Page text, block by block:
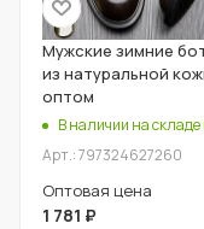
Мужские зимние
из натуральной
оптом
В наличии на складе
Арт.: 797324627260
Оптовая цена
1 781 ₽